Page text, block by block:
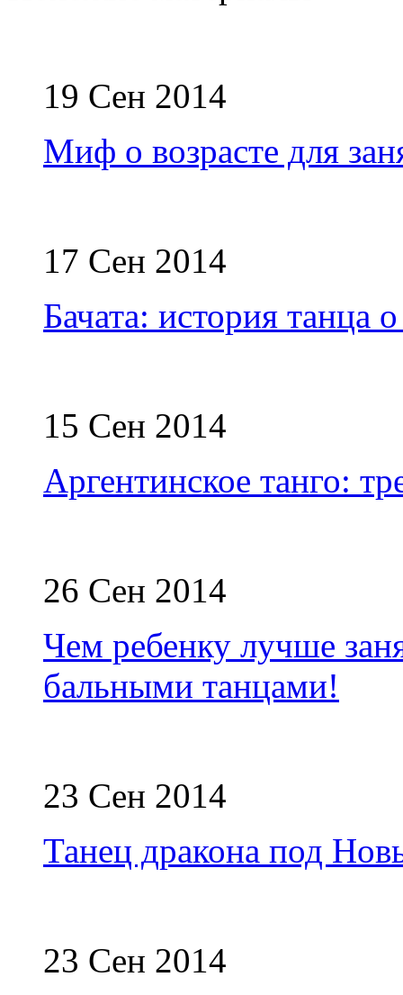
19 Сен 2014
Миф о возрасте для
17 Сен 2014
Бачата: история танца
15 Сен 2014
Аргентинское танго:
26 Сен 2014
Чем ребенку лучше
бальными танцами!
23 Сен 2014
Танец дракона под
23 Сен 2014